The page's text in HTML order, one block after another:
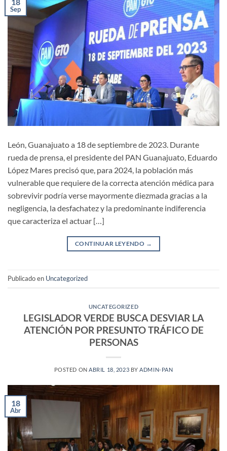
18
Sep
León, Guanajuato a 18 de septiembre de 2023. Durante
rueda de prensa, el presidente del PAN Guanajuato, Eduardo
López Mares precisó que, para 2024, la población más
vulnerable que requiere de la correcta atención médica para
sobrevivir podría verse mayormente diezmada gracias a la
negligencia, la desfachatez y la predominante indiferencia
que caracteriza el actuar […]
CONTINUAR LEYENDO →
Publicado en Uncategorized
UNCATEGORIZED
LEGISLADOR VERDE BUSCA DESVIAR LA
ATENCIÓN POR PRESUNTO TRÁFICO DE
PERSONAS
POSTED ONABRIL 18, 2023 BYADMIN-PAN
18
Abr